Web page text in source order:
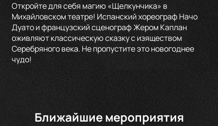
Откройте для себя магию «Щелкунчика» в
Михайловском театре! Испанский хореограф Начо
Дуато и французский сценограф Жером Каплан
оживляют классическую сказку с изяществом
Серебряного века. Не пропустите это новогоднее
чудо!
Ближайшие мероприятия